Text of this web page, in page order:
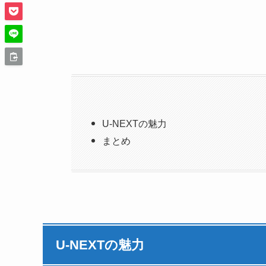
U-NEXTの魅力
まとめ
U-NEXTの魅力